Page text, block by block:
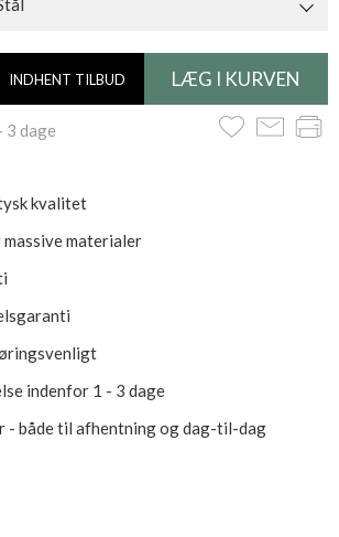
INDHENT TILBUD
dage
kvalitet
materialer
indenfor 1 - 3 dage
- både til afhentning og dag-til-dag